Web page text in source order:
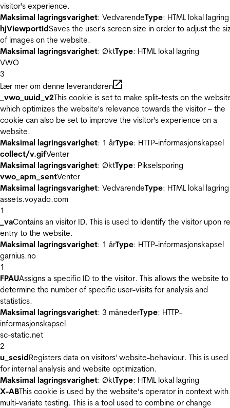
visitor's experience.
Maksimal lagringsvarighet: VedvarendeType: HTML lokal lagring
hjViewportIdSaves the user's screen size in order to adjust the
of images on the website.
Maksimal lagringsvarighet: ØktType: HTML lokal lagring
VWO
3
Lær mer om denne leverandøren
_vwo_uuid_v2This cookie is set to make split-tests on the
which optimizes the website's relevance towards the visitor – the
cookie can also be set to improve the visitor's experience on a
website.
Maksimal lagringsvarighet: 1 årType: HTTP-informasjonskapsel
collect/v.gifVenter
Maksimal lagringsvarighet: ØktType: Pikselsporing
vwo_apm_sentVenter
Maksimal lagringsvarighet: VedvarendeType: HTML lokal lagring
assets.voyado.com
1
_vaContains an visitor ID. This is used to identify the visitor upon
entry to the website.
Maksimal lagringsvarighet: 1 årType: HTTP-informasjonskapsel
garnius.no
1
FPAUAssigns a specific ID to the visitor. This allows the website to
determine the number of specific user-visits for analysis and
statistics.
Maksimal lagringsvarighet: 3 månederType: HTTP-
informasjonskapsel
sc-static.net
2
u_scsidRegisters data on visitors' website-behaviour. This is used
for internal analysis and website optimization.
Maksimal lagringsvarighet: ØktType: HTML lokal lagring
X-ABThis cookie is used by the website’s operator in context with
multi-variate testing. This is a tool used to combine or change